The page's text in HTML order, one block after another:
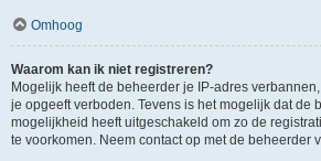
Omhoog
Waarom kan ik niet registreren?
Mogelijk heeft de beheerder je IP-adres
je opgeeft verboden. Tevens is het mogelijk dat de
mogelijkheid heeft uitgeschakeld om zo de
te voorkomen. Neem contact op met de beheerder